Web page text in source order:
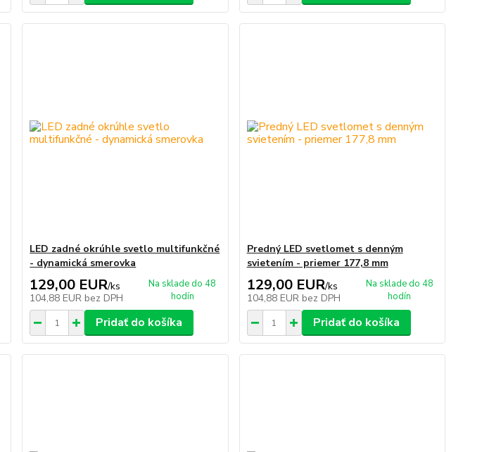
LED zadné okrúhle svetlo multifunkčné
- dynamická smerovka
129,00 EUR/ks
104,88 EUR bez DPH
Na sklade do 48
hodín
Pridať do košíka
Predný LED svetlomet s denným
svietením - priemer 177,8 mm
129,00 EUR/ks
104,88 EUR bez DPH
Na sklade do 48
hodín
Pridať do košíka